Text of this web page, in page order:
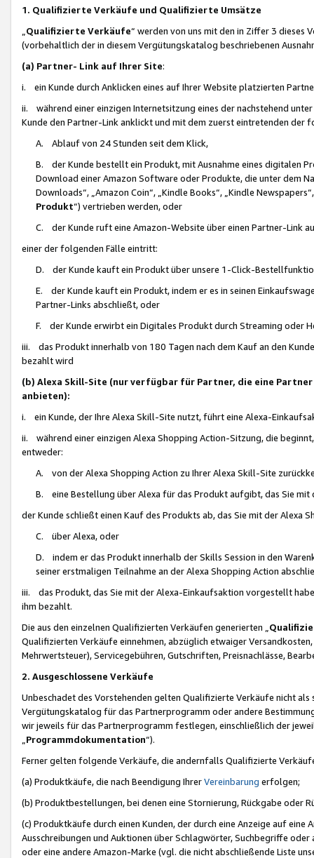
1. Qualifizierte Verkäufe und Qualifizierte Umsätze
Qualifizierte Verkäufe“ werden von uns mit den in Ziffer 3
(vorbehaltlich der in diesem Vergütungskatalog beschriebenen
(a) Partner- Link auf Ihrer Site:
i. ein Kunde durch Anklicken eines auf Ihrer Website platzierten
ii. während einer einzigen Internetsitzung eines der nachstehend
Kunde den Partner-Link anklickt und mit dem zuerst eintretenden der
A. Ablauf von 24 Stunden seit dem Klick,
B. der Kunde bestellt ein Produkt, mit Ausnahme eines digitalen
Download einer Amazon Software oder Produkte, die unter dem
Downloads“, „Amazon Coin“, „Kindle Books“, „Kindle
Produkt“) vertrieben werden, oder
C. der Kunde ruft eine Amazon-Website über einen Partner-Link
einer der folgenden Fälle eintritt:
D. der Kunde kauft ein Produkt über unsere 1-Click-
E. der Kunde kauft ein Produkt, indem er es in seinen
Partner-Links abschließt, oder
F. der Kunde erwirbt ein Digitales Produkt durch Streaming oder
iii. das Produkt innerhalb von 180 Tagen nach dem Kauf an den
bezahlt wird
(b) Alexa Skill-Site (nur verfügbar für Partner, die eine
anbieten):
i. ein Kunde, der Ihre Alexa Skill-Site nutzt, führt eine Alexa-
ii. während einer einzigen Alexa Shopping Action-Sitzung, die
entweder:
A. von der Alexa Shopping Action zu Ihrer Alexa Skill-Site
B. eine Bestellung über Alexa für das Produkt aufgibt, das Sie mit
der Kunde schließt einen Kauf des Produkts ab, das Sie mit der Alexa
C. über Alexa, oder
D. indem er das Produkt innerhalb der Skills Session in den
seiner erstmaligen Teilnahme an der Alexa Shopping Action
iii. das Produkt, das Sie mit der Alexa-Einkaufsaktion vorgestellt
ihm bezahlt.
Die aus den einzelnen Qualifizierten Verkäufen generierten „
Qualifizierten Verkäufe einnehmen, abzüglich etwaiger
Mehrwertsteuer), Servicegebühren, Gutschriften, Preisnachlässe,
2. Ausgeschlossene Verkäufe
Unbeschadet des Vorstehenden gelten Qualifizierte Verkäufe nicht
Vergütungskatalog für das Partnerprogramm oder andere
wir jeweils für das Partnerprogramm festlegen, einschließlich der
Programmdokumentation“).
Ferner gelten folgende Verkäufe, die andernfalls Qualifizierte
(a) Produktkäufe, die nach Beendigung IhrerVereinbarung erfolgen;
(b) Produktbestellungen, bei denen eine Stornierung, Rückgabe oder
(c) Produktkäufe durch einen Kunden, der durch eine Anzeige auf
Ausschreibungen und Auktionen über Schlagwörter, Suchbegriffe
oder eine andere Amazon-Marke (vgl. die nicht abschließende Liste